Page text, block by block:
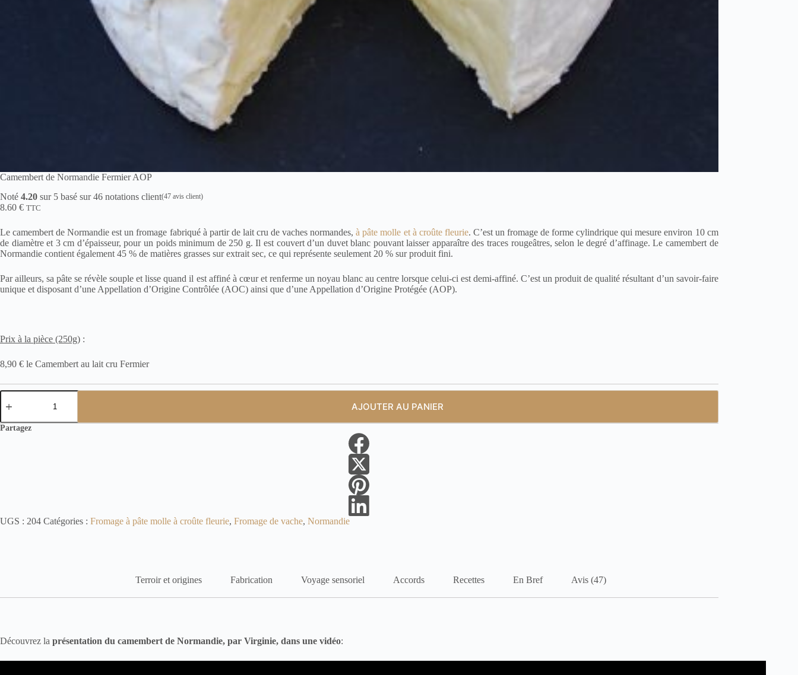
Camembert de Normandie Fermier AOP
Noté 4.20 sur 5 basé sur46 notations client(47 avis client)
8.60 € TTC
Le camembert de Normandie est un fromage fabriqué à partir de lait cru de vaches normandes,à pâte molle et à croûte fleurie. C’est un fromage de forme cylindrique qui mesure environ 10 cm
de diamètre et 3 cm d’épaisseur, pour un poids minimum de 250 g. Il est couvert d’un duvet blanc pouvant laisser apparaître des traces rougeâtres, selon le degré d’affinage. Le camembert de
Normandie contient également 45 % de matières grasses sur extrait sec, ce qui représente seulement 20 % sur produit fini.
Par ailleurs, sa pâte se révèle souple et lisse quand il est affiné à cœur et renferme un noyau blanc au centre lorsque celui-ci est demi-affiné. C’est un produit de qualité résultant d’un savoir-faire
unique et disposant d’une Appellation d’Origine Contrôlée (AOC) ainsi que d’une Appellation d’Origine Protégée (AOP).
Prix à la pièce (250g) :
8,90 € le Camembert au lait cru Fermier
quantité
de
de
Normandie
AJOUTER AU PANIER
Partagez
UGS : 204 Catégories : Fromage à pâte molle à croûte fleurie, Fromage de vache, Normandie
Terroir et origines Fabrication Voyage sensoriel Accords Recettes En Bref Avis (47)
Découvrez la présentation du camembert de Normandie, par Virginie, dans une vidéo: